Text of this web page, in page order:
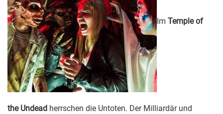
Im Temple of
the Undead herrschen die Untoten. Der Milliardär und